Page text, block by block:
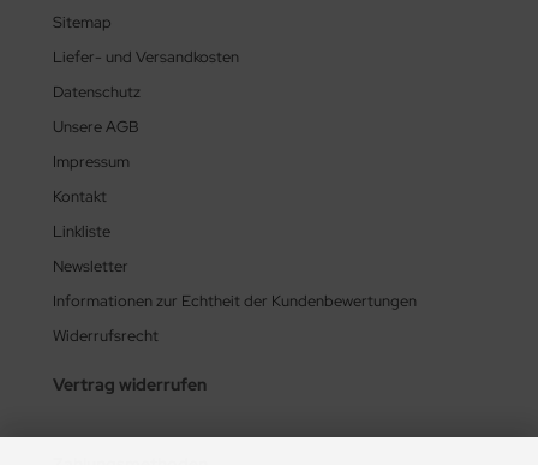
Sitemap
Liefer- und Versandkosten
Datenschutz
Unsere AGB
Impressum
Kontakt
Linkliste
Newsletter
Informationen zur Echtheit der Kundenbewertungen
Widerrufsrecht
Vertrag widerrufen